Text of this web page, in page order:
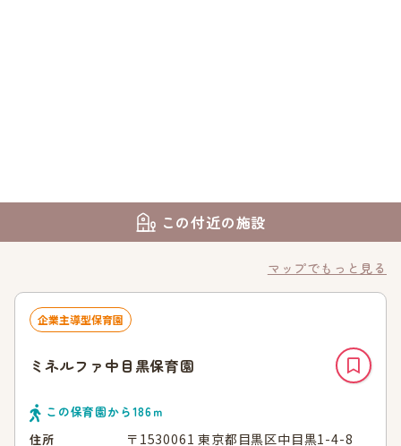
この付近の施設
マップでもっと見る
企業主導型保育園
ミネルファ中目黒保育園
この保育園から186ｍ
住所
〒1530061 東京都目黒区中目黒1-4-8